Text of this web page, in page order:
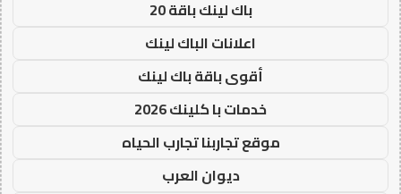
باك لينك باقة 20
اعلانات الباك لينك
أقوى باقة باك لينك
خدمات با كلينك 2026
موقع تجاربنا تجارب الحياه
ديوان العرب